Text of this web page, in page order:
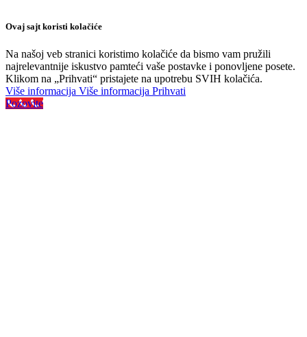
Ovaj sajt koristi kolačiće
Na našoj veb stranici koristimo kolačiće da bismo vam pružili
najrelevantnije iskustvo pamteći vaše postavke i ponovljene posete.
Klikom na „Prihvati“ pristajete na upotrebu SVIH kolačića.
Više informacija Više informacija Prihvati
Pozovite